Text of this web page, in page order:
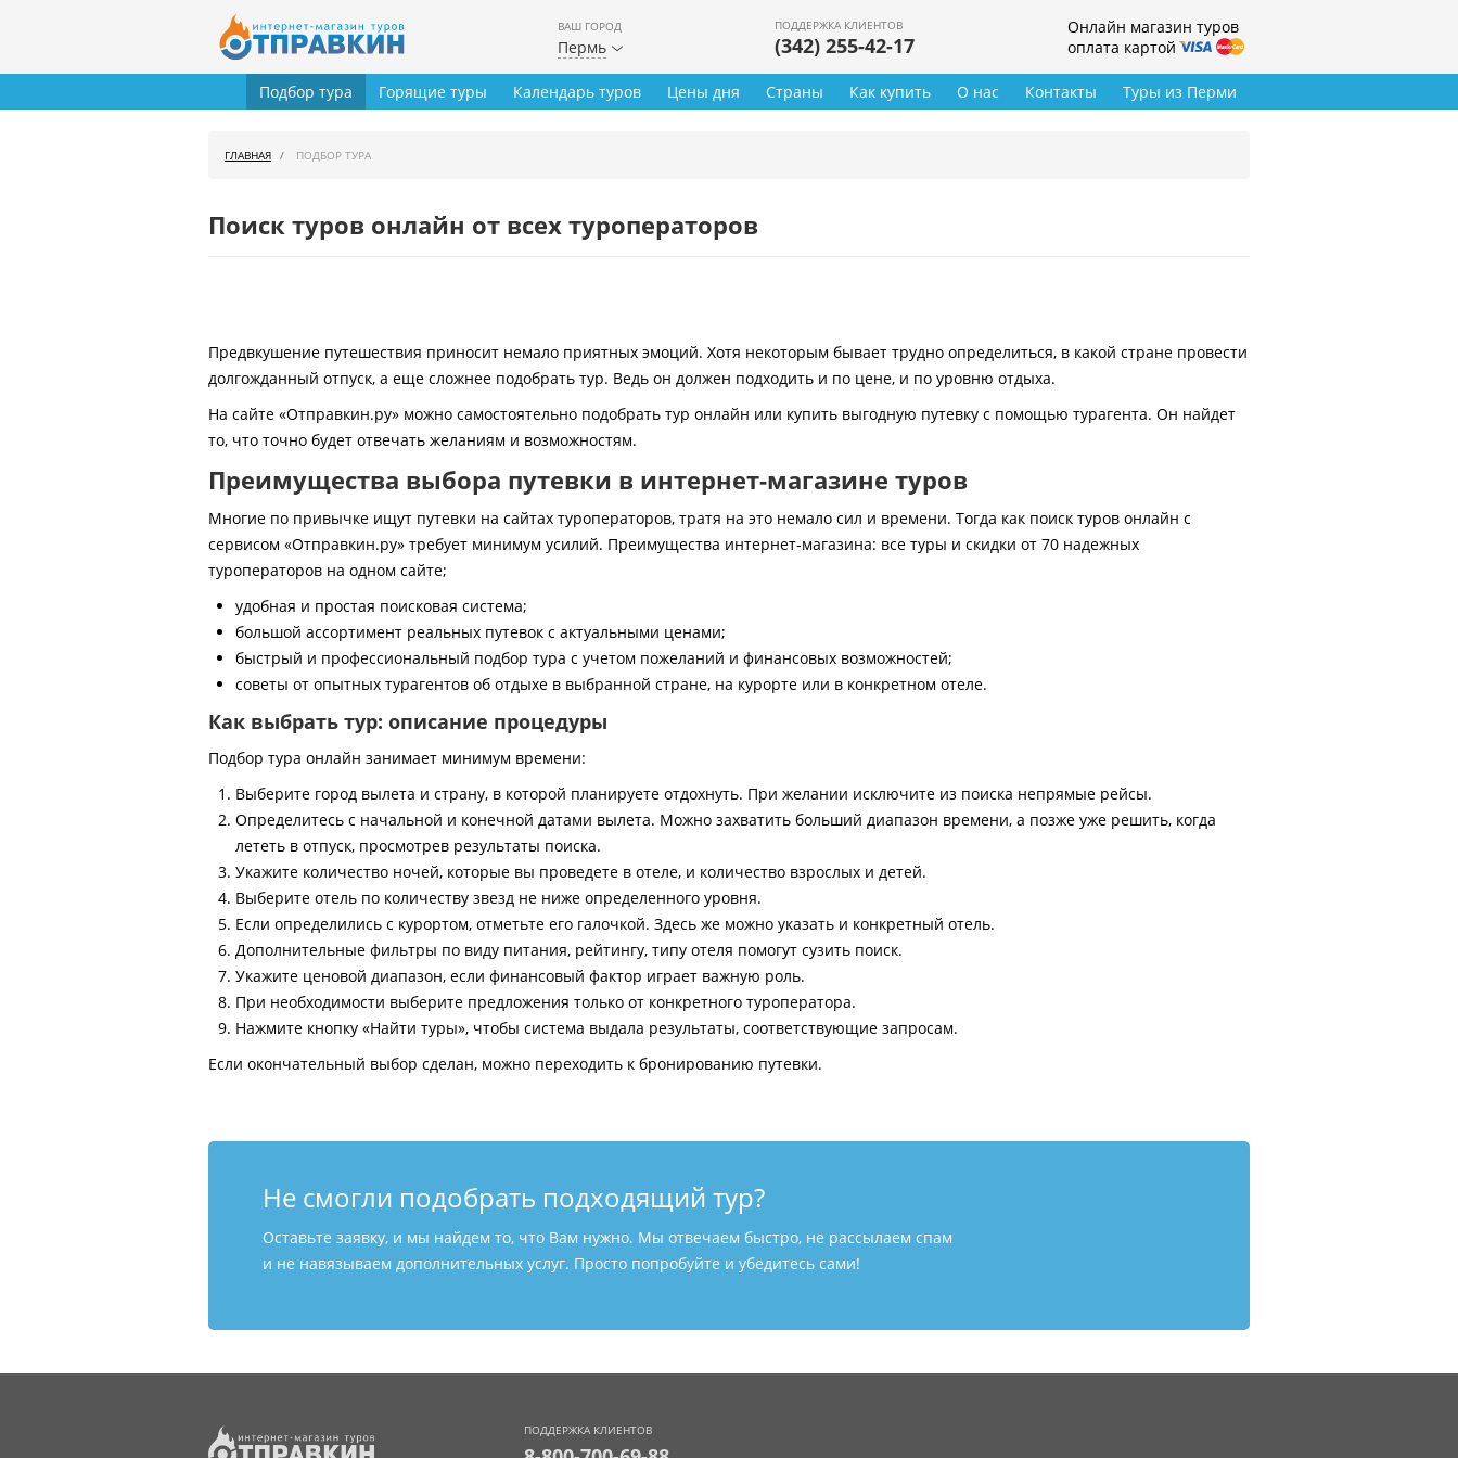
ВАШ ГОРОД
Пермь
ПОДДЕРЖКА КЛИЕНТОВ
(342) 255-42-17
Онлайн магазин туров
оплата картой
Туры из Перми
Подбор тура Горящие туры Календарь туров Цены дня Страны Как купить О нас Контакты
ГЛАВНАЯ ПОДБОР ТУРА
Поиск туров онлайн от всех туроператоров
Предвкушение путешествия приносит немало приятных эмоций. Хотя некоторым бывает трудно определиться, в какой стране провести
долгожданный отпуск, а еще сложнее подобрать тур. Ведь он должен подходить и по цене, и по уровню отдыха.
На сайте «Отправкин.ру» можно самостоятельно подобрать тур онлайн или купить выгодную путевку с помощью турагента. Он найдет
то, что точно будет отвечать желаниям и возможностям.
Преимущества выбора путевки в интернет-магазине туров
Многие по привычке ищут путевки на сайтах туроператоров, тратя на это немало сил и времени. Тогда как поиск туров онлайн с
сервисом «Отправкин.ру» требует минимум усилий. Преимущества интернет-магазина: все туры и скидки от 70 надежных
туроператоров на одном сайте;
удобная и простая поисковая система;
большой ассортимент реальных путевок с актуальными ценами;
быстрый и профессиональный подбор тура с учетом пожеланий и финансовых возможностей;
советы от опытных турагентов об отдыхе в выбранной стране, на курорте или в конкретном отеле.
Как выбрать тур: описание процедуры
Подбор тура онлайн занимает минимум времени:
Выберите город вылета и страну, в которой планируете отдохнуть. При желании исключите из поиска непрямые рейсы.
Определитесь с начальной и конечной датами вылета. Можно захватить больший диапазон времени, а позже уже решить, когда
лететь в отпуск, просмотрев результаты поиска.
Укажите количество ночей, которые вы проведете в отеле, и количество взрослых и детей.
Выберите отель по количеству звезд не ниже определенного уровня.
Если определились с курортом, отметьте его галочкой. Здесь же можно указать и конкретный отель.
Дополнительные фильтры по виду питания, рейтингу, типу отеля помогут сузить поиск.
Укажите ценовой диапазон, если финансовый фактор играет важную роль.
При необходимости выберите предложения только от конкретного туроператора.
Нажмите кнопку «Найти туры», чтобы система выдала результаты, соответствующие запросам.
Если окончательный выбор сделан, можно переходить к бронированию путевки.
Не смогли подобрать подходящий тур?
Оставьте заявку, и мы найдем то, что Вам нужно. Мы отвечаем быстро, не рассылаем спам
и не навязываем дополнительных услуг. Просто попробуйте и убедитесь сами!
ПОДДЕРЖКА КЛИЕНТОВ